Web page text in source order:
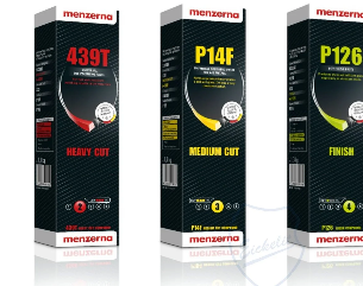
Saltar
final
galería
imágenes